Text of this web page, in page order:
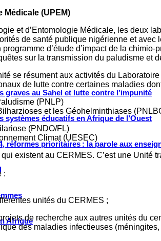
au Sahel et lutte contre l’impunité
éducatifs en Afrique de l’Ouest
réformes prioritaires : la parole aux
Afrique
Médicale (UPEM)
et d’Entomologie Médicale, les deux
de santé publique nigérienne et avec
d’étude d’impact de la
sur la transmission du paludisme et
se résument aux activités du
de lutte contre certaines maladies
(PNLP)
et les Géohelminthiases
(PNDO/FL)
Climat (UESEC)
qui existent au CERMES. C’est une
:
unités du CERMES ;
de recherche aux autres unités du
des maladies infectieuses